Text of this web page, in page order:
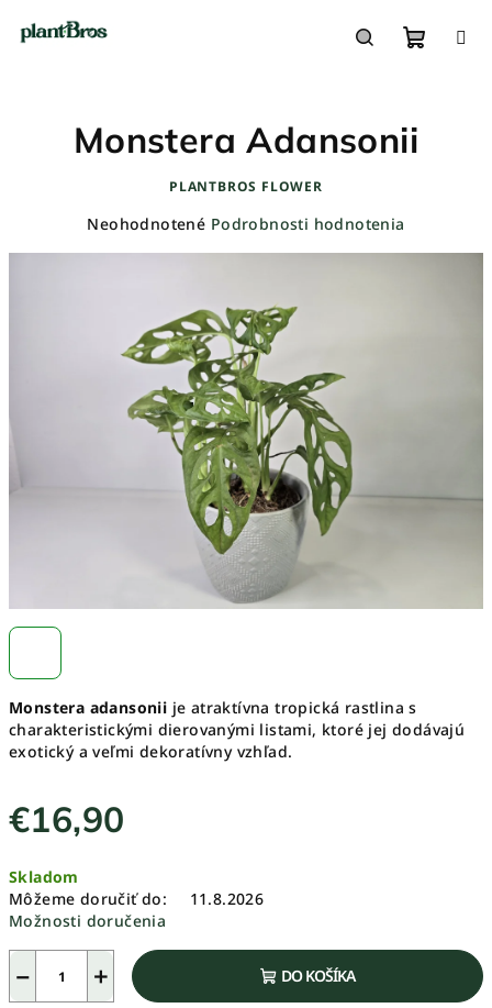
košík
Monstera adansonii je atraktívna tropická rastlina s
charakteristickými dierovanými listami, ktoré jej dodávajú
exotický a veľmi dekoratívny vzhľad.
€16,90
cena:
Skladom
Môžeme doručiť do:
11.8.2026
Možnosti doručenia
+
− DO KOŠÍKA
Monstera Adansonii
PLANTBROS FLOWER
Priemerné
Neohodnotené Podrobnosti hodnotenia